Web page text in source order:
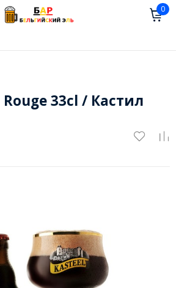
0
33cl / Кастил